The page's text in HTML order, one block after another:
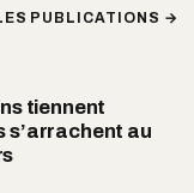
PUBLICATIONS →
tiennent
s’arrachent au